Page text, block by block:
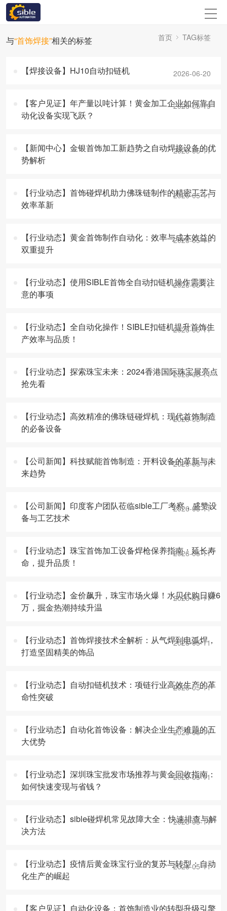
与“首饰焊接”相关的标签 首页 TAG标签
【焊接设备】HJ10自动扣链机 2026-06-20
【客户见证】年产量以吨计算！黄金加工企业如何靠自
动化设备实现飞跃？
2026-05-19
【新闻中心】金银首饰加工新趋势之自动焊接设备的优
势解析
2026-05-11
【行业动态】首饰碰焊机助力佛珠链制作的精密工艺与
效率革新
2026-05-11
【行业动态】黄金首饰制作自动化：效率与成本效益的
双重提升
2026-05-11
【行业动态】使用SIBLE首饰全自动扣链机操作需要注
意的事项
2026-05-11
【行业动态】全自动化操作！SIBLE扣链机提升首饰生
产效率与品质！
2026-05-11
【行业动态】探索珠宝未来：2024香港国际珠宝展亮点
抢先看
2026-05-11
【行业动态】高效精准的佛珠链碰焊机：现代首饰制造
的必备设备
2026-05-11
【公司新闻】科技赋能首饰制造：开料设备的革新与未
来趋势
2026-05-11
【公司新闻】印度客户团队莅临sible工厂考察，盛赞设
备与工艺技术
2026-05-11
【行业动态】珠宝首饰加工设备焊枪保养指南：延长寿
命，提升品质！
2026-05-11
【行业动态】金价飙升，珠宝市场火爆！水贝代购日赚6
万，掘金热潮持续升温
2026-05-11
【行业动态】首饰焊接技术全解析：从气焊到电弧焊，
打造坚固精美的饰品
2026-05-11
【行业动态】自动扣链机技术：项链行业高效生产的革
命性突破
2026-05-11
【行业动态】自动化首饰设备：解决企业生产难题的五
大优势
2026-05-11
【行业动态】深圳珠宝批发市场推荐与黄金回收指南：
如何快速变现与省钱？
2026-05-11
【行业动态】sible碰焊机常见故障大全：快速排查与解
决方法
2026-05-11
【行业动态】疫情后黄金珠宝行业的复苏与转型：自动
化生产的崛起
2026-05-11
【客户见证】自动化设备：首饰制造业的转型升级引擎